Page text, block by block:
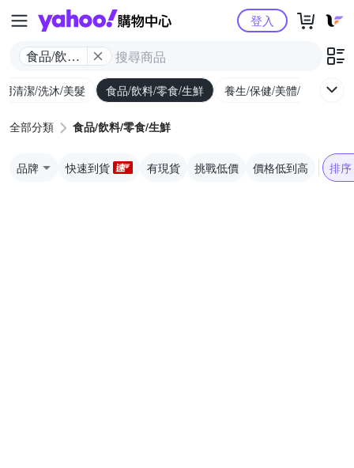
Yahoo購物中心
食品/飲料/
登入
清潔/洗沐/美髮 食品/飲料/零食/生鮮 養生/保健/美體/醫療
全部分類 食品/飲料/零食/生鮮
品牌 快速到貨 有現貨 挑戰低價 價格低到高 排序